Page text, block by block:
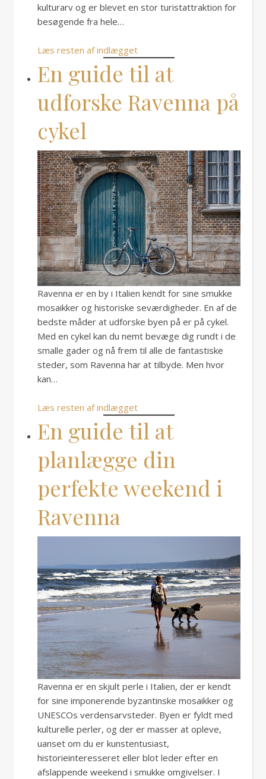
kulturarv og er blevet en stor turistattraktion for
besøgende fra hele…
Læs resten af indlægget
En guide til at
udforske Ravenna på
cykel
Ravenna er en by i Italien kendt for sine smukke
mosaikker og historiske seværdigheder. En af de
bedste måder at udforske byen på er på cykel.
Med en cykel kan du nemt bevæge dig rundt i de
smalle gader og nå frem til alle de fantastiske
steder, som Ravenna har at tilbyde. Men hvor
kan…
Læs resten af indlægget
En guide til at
planlægge din
perfekte weekend i
Ravenna
Ravenna er en skjult perle i Italien, der er kendt
for sine imponerende byzantinske mosaikker og
UNESCOs verdensarvsteder. Byen er fyldt med
kulturelle perler, og der er masser at opleve,
uanset om du er kunstentusiast,
historieinteresseret eller blot leder efter en
afslappende weekend i smukke omgivelser. I